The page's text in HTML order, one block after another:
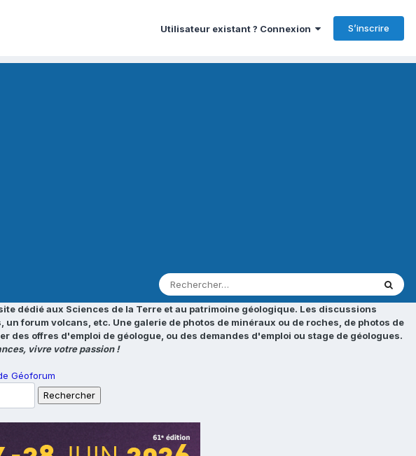
Utilisateur existant ? Connexion S’inscrire
dédié aux Sciences de la Terre et au patrimoine géologique. Les discussions
forum volcans, etc. Une galerie de photos de minéraux ou de roches, de photos de
offres d'emploi de géologue, ou des demandes d'emploi ou stage de géologues.
vivre votre passion !
Géoforum